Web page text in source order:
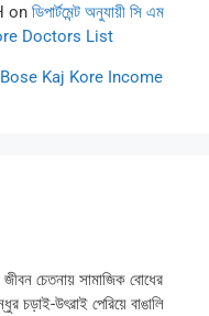
on ডিপার্টমেন্ট অনুযায়ী সি এম
Doctors List
Kaj Kore Income
চেতনায় সামাজিক বোধের
চড়াই-উৎরাই পেরিয়ে বাঙালি